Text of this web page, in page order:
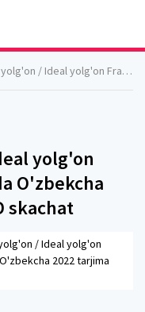
filmi Uzbek tilida O'zbekcha 2022 tarjima kino Full HD skachat
yolg'on
O'zbekcha
skachat
/ Ideal yolg'on
2022 tarjima